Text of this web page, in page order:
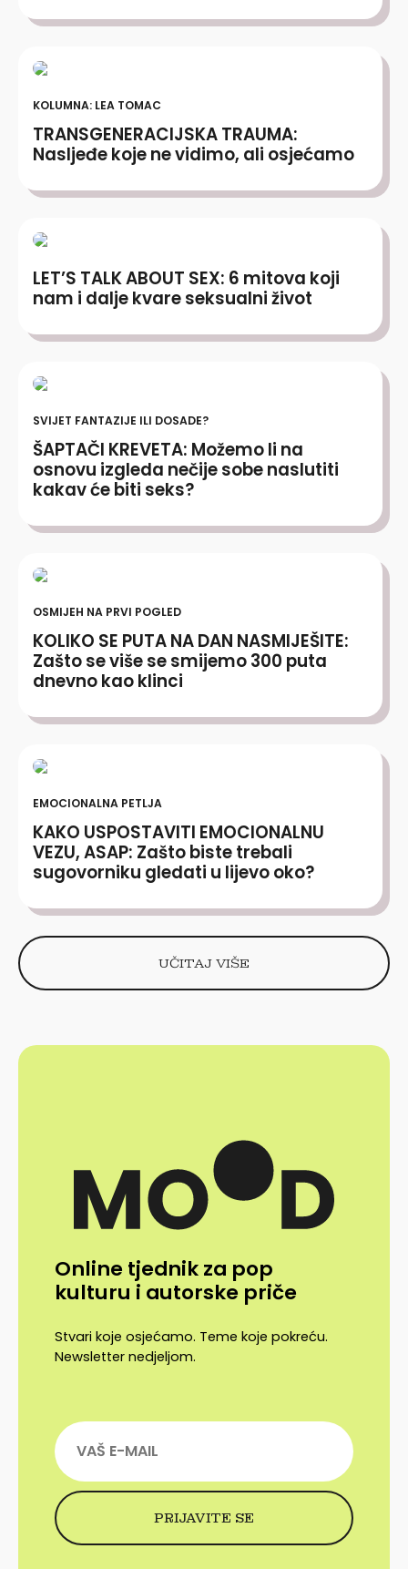
KOLUMNA: LEA TOMAC
TRANSGENERACIJSKA TRAUMA:
Nasljeđe koje ne vidimo, ali osjećamo
LET’S TALK ABOUT SEX: 6 mitova koji
nam i dalje kvare seksualni život
SVIJET FANTAZIJE ILI DOSADE?
ŠAPTAČI KREVETA: Možemo li na
osnovu izgleda nečije sobe naslutiti
kakav će biti seks?
OSMIJEH NA PRVI POGLED
KOLIKO SE PUTA NA DAN NASMIJEŠITE:
Zašto se više se smijemo 300 puta
dnevno kao klinci
EMOCIONALNA PETLJA
KAKO USPOSTAVITI EMOCIONALNU
VEZU, ASAP: Zašto biste trebali
sugovorniku gledati u lijevo oko?
UČITAJ VIŠE
Online tjednik za pop
kulturu i autorske priče
Stvari koje osjećamo. Teme koje pokreću.
Newsletter nedjeljom.